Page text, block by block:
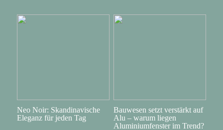
Neo Noir: Skandinavische
Eleganz für jeden Tag
Bauwesen setzt verstärkt auf
Alu – warum liegen
Aluminiumfenster im Trend?